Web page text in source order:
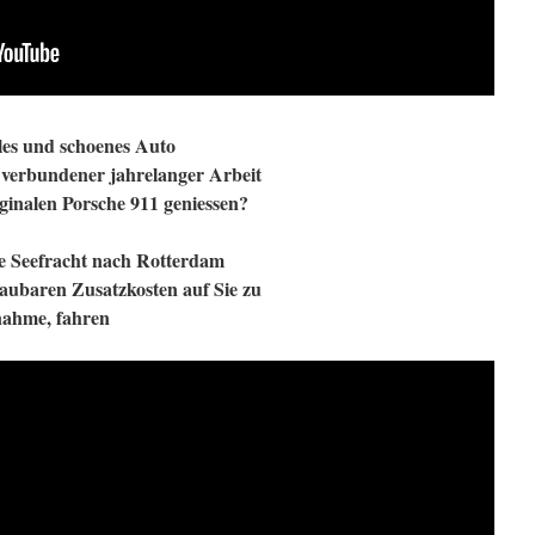
und schoenes Auto
jahrelanger Arbeit
Porsche 911 geniessen?
Seefracht nach Rotterdam
Zusatzkosten auf Sie zu
fahren